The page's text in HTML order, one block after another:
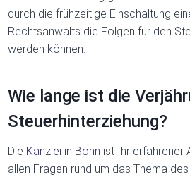
durch die frühzeitige Einschaltung
Rechtsanwalts die Folgen für den
werden können.
Wie lange ist die
Steuerhinterziehung?
Die Kanzlei in Bonn ist Ihr erfahrener
allen Fragen rund um das Thema